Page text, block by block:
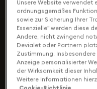
Unsere Website
ordnungsgemäßes
sowie zur Sicherung Ihrer
Essenzielle“ werden diese
Andere, nicht zwingend
Devialet oder Partnern
Zustimmung.
Anzeige personalisierter
der Wirksamkeit dieser
Weitere Informationen